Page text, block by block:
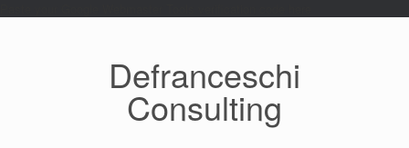
Defranceschi
Consulting